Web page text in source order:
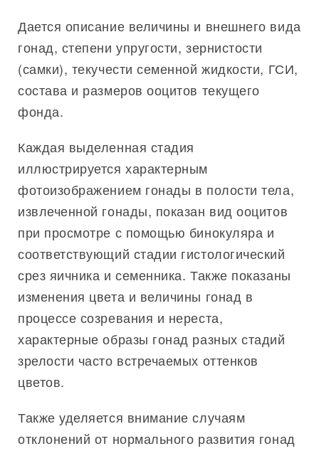
Дается описание величины и внешнего вида
гонад, степени упругости, зернистости
(самки), текучести семенной жидкости, ГСИ,
состава и размеров ооцитов текущего
фонда.
Каждая выделенная стадия
иллюстрируется характерным
фотоизображением гонады в полости тела,
извлеченной гонады, показан вид ооцитов
при просмотре с помощью бинокуляра и
соответствующий стадии гистологический
срез яичника и семенника. Также показаны
изменения цвета и величины гонад в
процессе созревания и нереста,
характерные образы гонад разных стадий
зрелости часто встречаемых оттенков
цветов.
Также уделяется внимание случаям
отклонений от нормального развития гонад